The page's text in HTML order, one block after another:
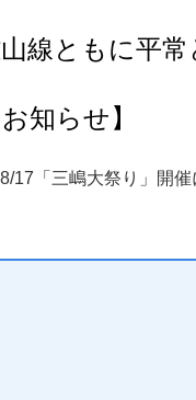
線ともに平常
知らせ】
17「三嶋大祭り」開催